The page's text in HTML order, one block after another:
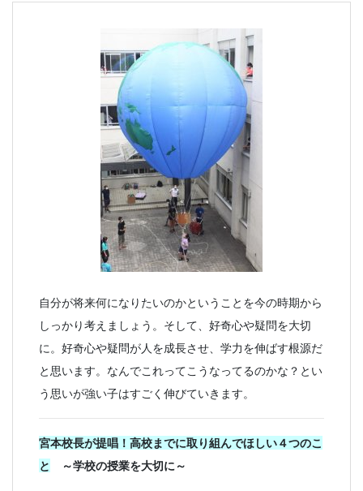
自分が将来何になりたいのかということを今の時期から
しっかり考えましょう。そして、好奇心や疑問を大切
に。好奇心や疑問が人を成長させ、学力を伸ばす根源だ
と思います。なんでこれってこうなってるのかな？とい
う思いが強い子はすごく伸びていきます。
宮本校長が提唱！高校までに取り組んでほしい４つのこ
と
～学校の授業を大切に～